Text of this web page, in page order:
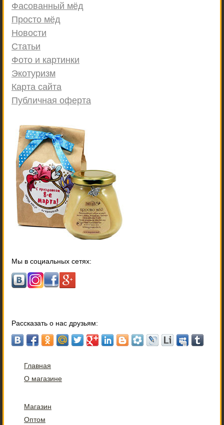
Фасованный мёд
Просто мёд
Новости
Статьи
Фото и картинки
Экотуризм
Карта сайта
Публичная оферта
Мы в социальных сетях:
Рассказать о нас друзьям:
Главная
О магазине
Магазин
Оптом